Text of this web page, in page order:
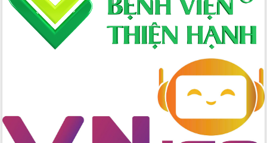
Tập huấn nâng cao năng lực triển khai
chuyển đổi số cho cán bộ, công chức
Đắk Lắk phát động hưởng ứng Ngày
Tổ chức trang trọng Lễ hội Đền thờ
Lương Văn Chánh năm 2026